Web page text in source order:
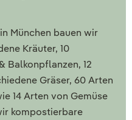
München bauen wir
Kräuter, 10
Balkonpflanzen, 12
Gräser, 60 Arten
14 Arten von Gemüse
kompostierbare